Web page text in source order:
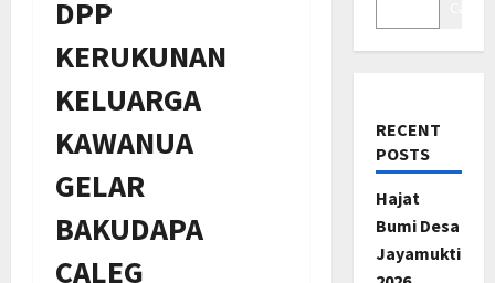
DPP
KERUKUNAN
KELUARGA
KAWANUA
GELAR
BAKUDAPA
CALEG
RECENT
POSTS
Hajat
Bumi Desa
Jayamukti